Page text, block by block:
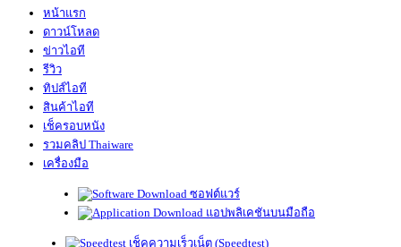
หน้าแรก
ดาวน์โหลด
ข่าวไอที
รีวิว
ทิปส์ไอที
สินค้าไอที
เช็ครอบหนัง
รวมคลิป Thaiware
เครื่องมือ
ซอฟต์แวร์
แอปพลิเคชันบนมือถือ
เช็คความเร็วเน็ต (Speedtest)